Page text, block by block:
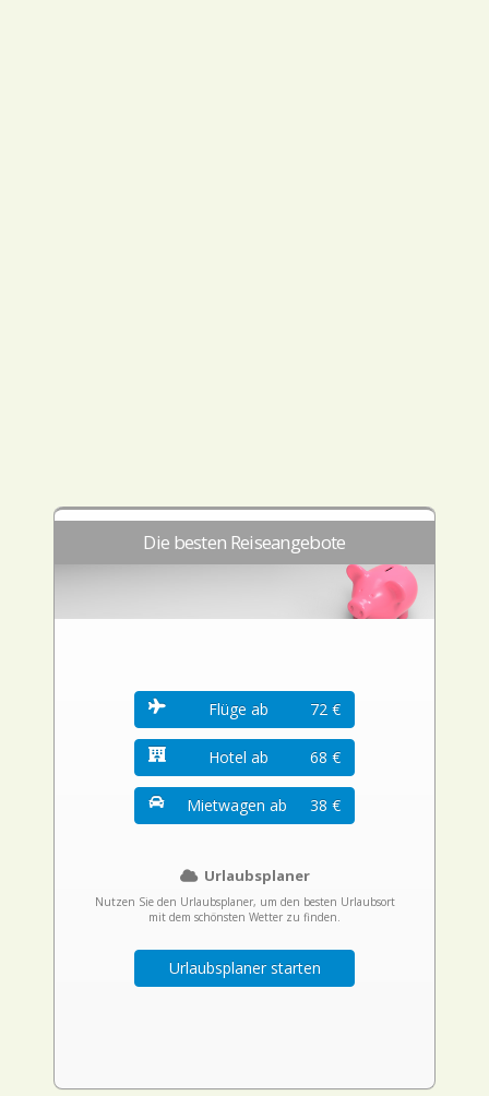
Die besten Reiseangebote
Flüge ab 72 €
Hotel ab 68 €
Mietwagen ab 38 €
Urlaubsplaner
Nutzen Sie den Urlaubsplaner, um den besten Urlaubsort
mit dem schönsten Wetter zu finden.
Urlaubsplaner starten